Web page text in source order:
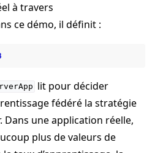
à travers
ce démo, il définit :
lit pour décider
fédéré la stratégie
Dans une application réelle,
plus de valeurs de